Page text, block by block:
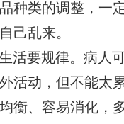
种类的调整，一
己乱来。
活要规律。病人
活动，但不能太
衡、容易消化，